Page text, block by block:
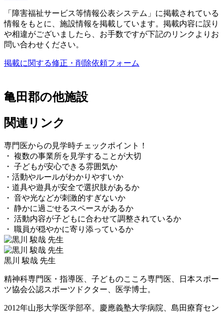
「障害福祉サービス等情報公表システム」に掲載されている
情報をもとに、施設情報を掲載しています。掲載内容に誤り
や相違がございましたら、お手数ですが下記のリンクよりお
問い合わせください。
掲載に関する修正・削除依頼フォーム
亀田郡の他施設
関連リンク
専門医からの見学時チェックポイント！
・ 複数の事業所を見学することが大切
・ 子どもが安心できる雰囲気か
・活動やルールがわかりやすいか
・道具や遊具が安全で選択肢があるか
・ 音や光などが刺激的すぎないか
・ 静かに過ごせるスペースがあるか
・ 活動内容が子どもに合わせて調整されているか
・ 職員が穏やかに寄り添っているか
黒川 駿哉 先生
精神科専門医・指導医、子どものこころ専門医、日本スポー
ツ協会公認スポーツドクター、医学博士。
2012年山形大学医学部卒。慶應義塾大学病院、島田療育セン